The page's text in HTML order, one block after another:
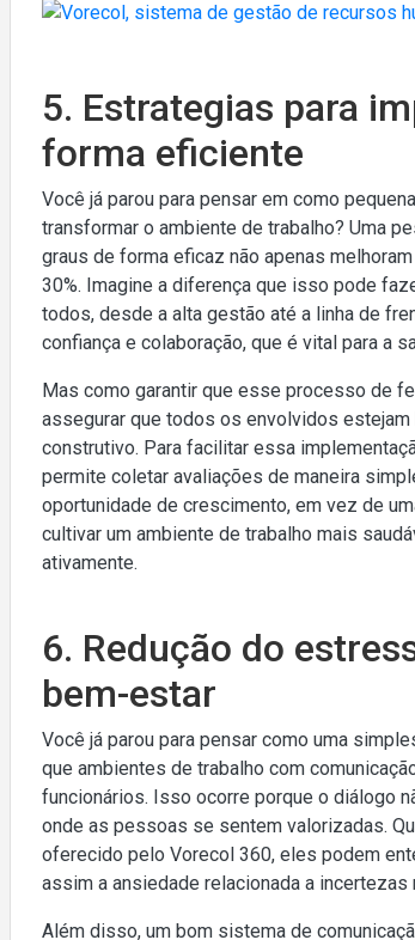
5. Estrategias para
forma eficiente
Você já parou para pensar em como
transformar o ambiente de trabalho? Uma
graus de forma eficaz não apenas
30%. Imagine a diferença que isso pode
todos, desde a alta gestão até a linha de
confiança e colaboração, que é vital para a
Mas como garantir que esse processo de
assegurar que todos os envolvidos
construtivo. Para facilitar essa
permite coletar avaliações de maneira
oportunidade de crescimento, em vez de
cultivar um ambiente de trabalho mais
ativamente.
6. Redução do
bem-estar
Você já parou para pensar como uma
que ambientes de trabalho com
funcionários. Isso ocorre porque o diálogo
onde as pessoas se sentem valorizadas.
oferecido pelo Vorecol 360, eles podem
assim a ansiedade relacionada a incertezas
Além disso, um bom sistema de